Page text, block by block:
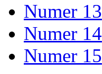
Numer 13
Numer 14
Numer 15